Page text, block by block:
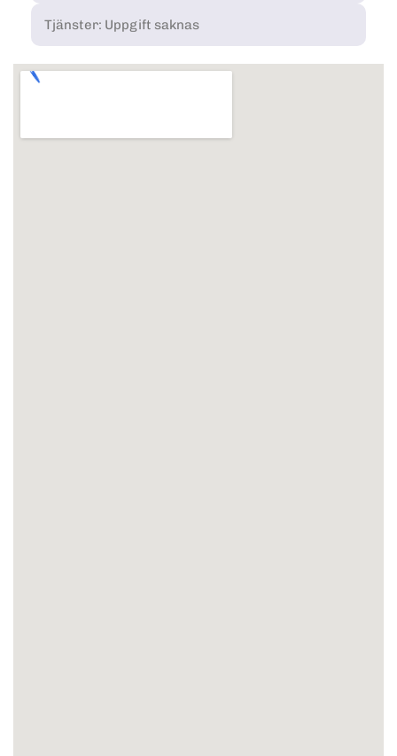
Tjänster: Uppgift saknas